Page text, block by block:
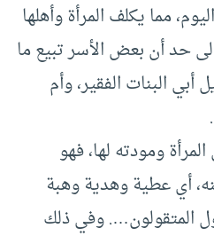
مما يكلف المرأة وأهلها
حد أن بعض الأسر تبيع ما
أبي البنات الفقير، وأم
ومودته لها، فهو
أي عطية وهدية وهبة
المتقولون…. وفي ذلك